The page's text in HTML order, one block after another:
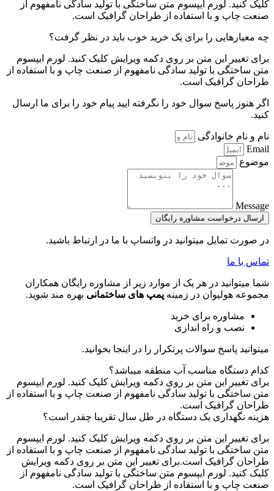
کلیک کنید. لورم ایپسوم متن ساختگی با تولید سادگی نامفهوم از
صنعت چاپ و با استفاده از طراحان گرافیک است.
چه معیارهایی را برای یک خرید خوب باید در نظر گرفت؟
برای تغییر این متن بر روی دکمه ویرایش کلیک کنید. لورم ایپسوم
متن ساختگی با تولید سادگی نامفهوم از صنعت چاپ و با استفاده از
طراحان گرافیک است.
اگر هنوز پاسخ سوال خود را نگرفته ایید پیام خود را برای ما ارسال
کنید.
نام و نام خانوادگی
Email
موضوع
Message
ارسال درخواست مشاوره رایگان
در صورت تمایل میتوانید در واتساپ با ما در ارتباط باشید.
تماس با ما
شما میتوانید در هر یک از موارد زیر از مشاوره رایگان همکاران
مجموعه هولیوان در زمینه پمپ های ساختمانی بهره مند شوید.
مشاوره برای خرید
نصب و راه اندازی
میتوانید پاسخ سوالات پرتکرار را در اینجا بخوانید.
کدام دستگاه مناسب آب منطقه میباشد؟
برای تغییر این متن بر روی دکمه ویرایش کلیک کنید. لورم ایپسوم
متن ساختگی با تولید سادگی نامفهوم از صنعت چاپ و با استفاده از
طراحان گرافیک است.
هزینه نگهداری یک دستگاه در طل سال تقریبا چقدر است؟
برای تغییر این متن بر روی دکمه ویرایش کلیک کنید. لورم ایپسوم
متن ساختگی با تولید سادگی نامفهوم از صنعت چاپ و با استفاده از
طراحان گرافیک است.برای تغییر این متن بر روی دکمه ویرایش
کلیک کنید. لورم ایپسوم متن ساختگی با تولید سادگی نامفهوم از
صنعت چاپ و با استفاده از طراحان گرافیک است.